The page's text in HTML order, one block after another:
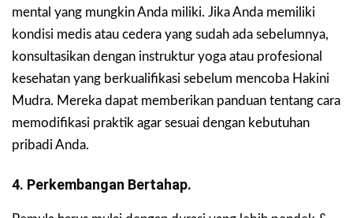
mental yang mungkin Anda miliki. Jika Anda memiliki
kondisi medis atau cedera yang sudah ada sebelumnya,
konsultasikan dengan instruktur yoga atau profesional
kesehatan yang berkualifikasi sebelum mencoba Hakini
Mudra. Mereka dapat memberikan panduan tentang cara
memodifikasi praktik agar sesuai dengan kebutuhan
pribadi Anda.
4. Perkembangan Bertahap.